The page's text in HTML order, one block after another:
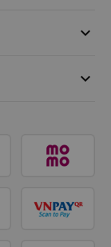
keyboard_arrow_down
keyboard_arrow_down